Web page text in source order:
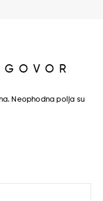
Neophodna polja su